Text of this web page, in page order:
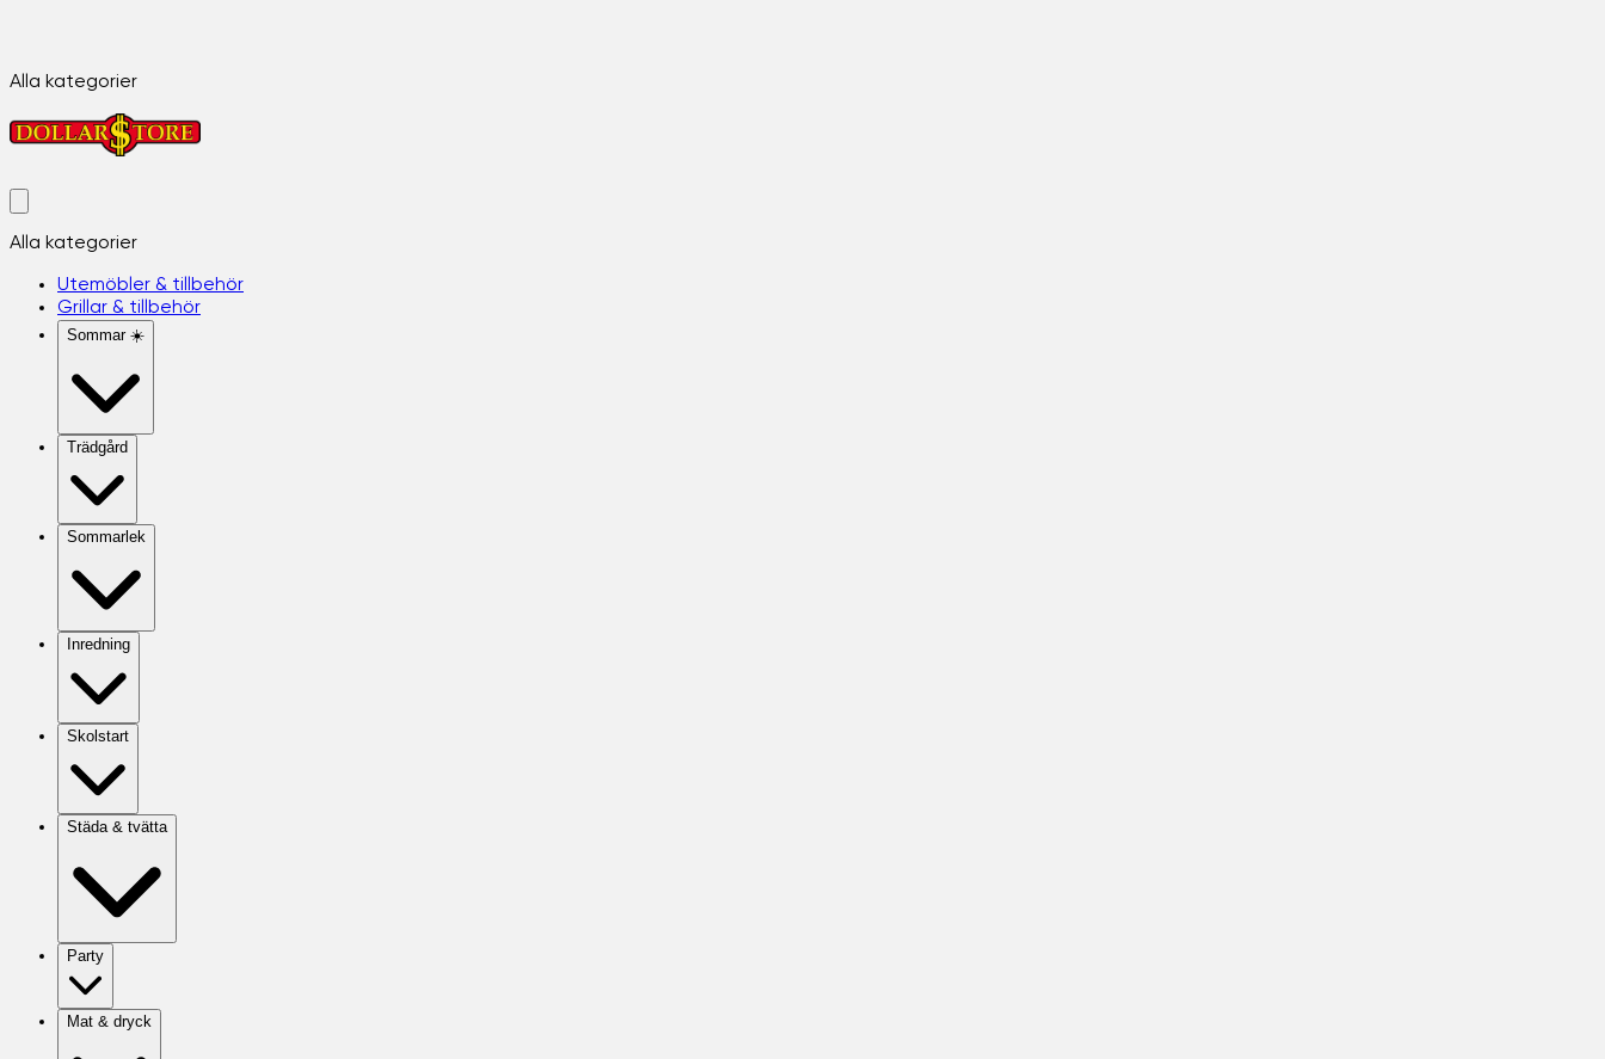
Alla kategorier
Alla kategorier
Utemöbler & tillbehör
Grillar & tillbehör
Sommar ☀️
Trädgård
Sommarlek
Inredning
Skolstart
Städa & tvätta
Party
Mat & dryck